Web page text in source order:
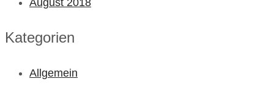
August 2018
Kategorien
Allgemein